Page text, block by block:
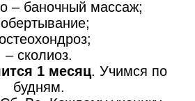
– баночный массаж;
– сколиоз.
1 месяц. Учимся по
будням.